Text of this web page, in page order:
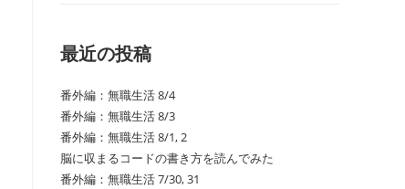
最近の投稿
番外編：無職生活 8/4
番外編：無職生活 8/3
番外編：無職生活 8/1, 2
脳に収まるコードの書き方を読んでみた
番外編：無職生活 7/30, 31